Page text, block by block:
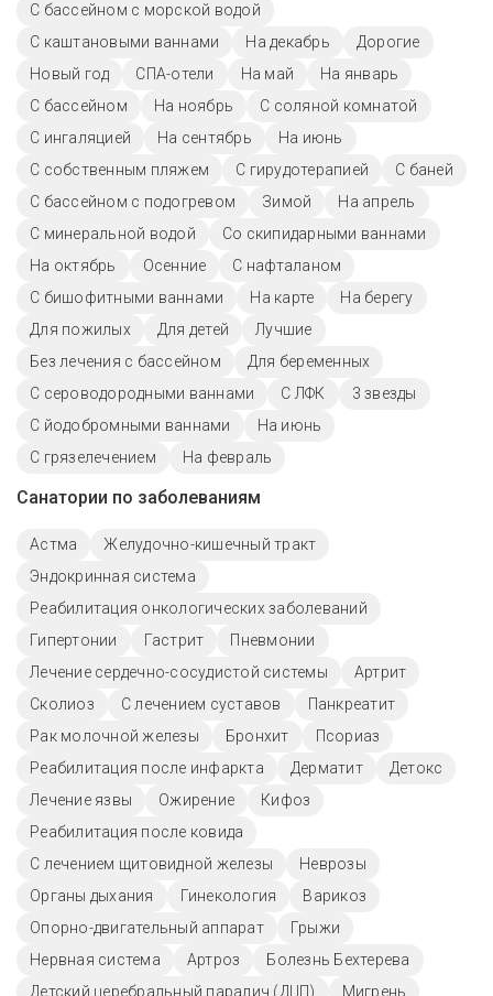
С бассейном с морской водой
С каштановыми ваннами
На декабрь
Дорогие
Новый год
СПА-отели На май
На январь
C бассейном
На ноябрь
С соляной комнатой
С ингаляцией
На сентябрь
На июнь
С собственным пляжем
С гирудотерапией
С баней
С бассейном с подогревом
Зимой
На апрель
С минеральной водой
Со скипидарными ваннами
На октябрь
Осенние
С нафталаном
С бишофитными ваннами
На карте
На берегу
Для пожилых
Для детей
Лучшие
Без лечения с бассейном
Для беременных
С сероводородными ваннами
С ЛФК
3 звезды
С йодобромными ваннами
На июнь
С грязелечением
На февраль
Санатории по заболеваниям
Астма
Желудочно-кишечный тракт
Эндокринная система
Реабилитация онкологических заболеваний
Гипертонии
Гастрит
Пневмонии
Лечение сердечно-сосудистой системы
Артрит
Сколиоз
С лечением суставов
Панкреатит
Рак молочной железы
Бронхит
Псориаз
Реабилитация после инфаркта
Дерматит
Детокс
Лечение язвы
Ожирение
Кифоз
Реабилитация после ковида
С лечением щитовидной железы
Неврозы
Органы дыхания
Гинекология
Варикоз
Опорно-двигательный аппарат
Грыжи
Нервная система
Артроз
Болезнь Бехтерева
Детский церебральный паралич (ДЦП)
Мигрень